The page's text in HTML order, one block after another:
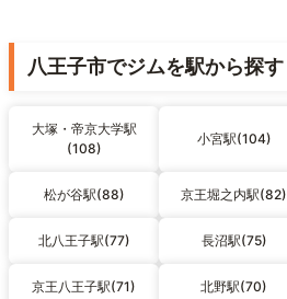
八王子市でジムを駅から探す
大塚・帝京大学駅
(108)
小宮駅(104)
松が谷駅(88) 京王堀之内駅(82)
北八王子駅(77) 長沼駅(75)
京王八王子駅(71) 北野駅(70)